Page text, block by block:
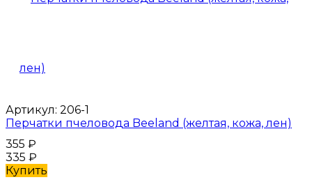
Артикул: 206-1
Перчатки пчеловода Beeland (желтая, кожа, лен)
355 ₽
335 ₽
Купить